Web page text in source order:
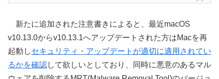
新たに追加された注意書きによると、最近macOS
v10.13.0からv10.13.1へアップデートされた方はMacを再
起動しセキュリティ・アップデートが適切に適用されてい
るかを確認して欲しいとしており、同時に悪意のあるマル